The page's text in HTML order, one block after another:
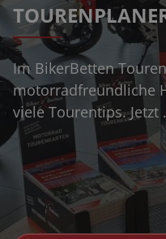
Im BikerBetten
motorradfreundliche
viele Tourentips. Jetzt